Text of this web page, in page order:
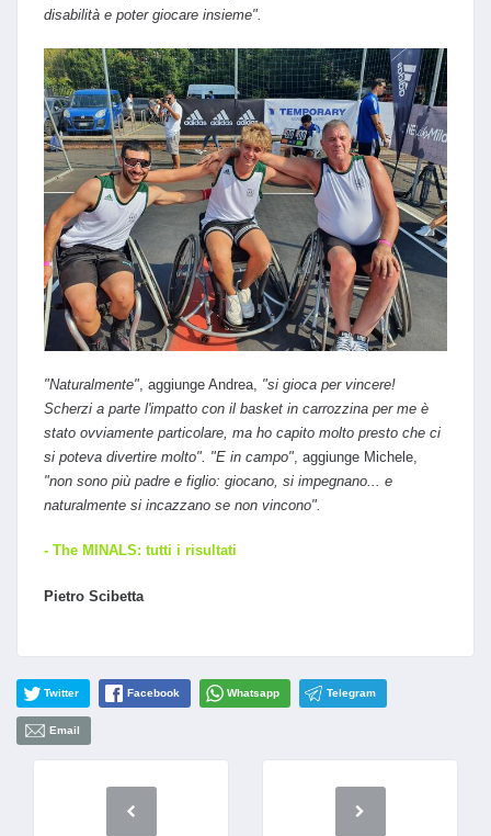
disabilità e poter giocare insieme".
"Naturalmente" , aggiunge Andrea, "si gioca per vincere!
Scherzi a parte l'impatto con il basket in carrozzina per me è
stato ovviamente particolare, ma ho capito molto presto che ci
si poteva divertire molto". "E in campo" , aggiunge Michele,
"non sono più padre e figlio: giocano, si impegnano... e
naturalmente si incazzano se non vincono".
- The MINALS: tutti i risultati
Pietro Scibetta​​​​​
Twitter Facebook Whatsapp Telegram
Email